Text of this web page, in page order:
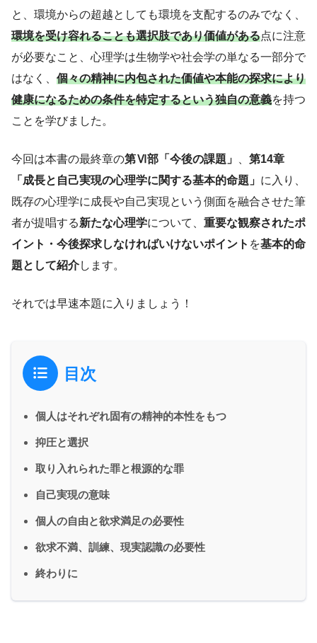
と、環境からの超越としても環境を支配するのみでなく、
環境を受け容れることも選択肢であり価値がある点に注意
が必要なこと、心理学は生物学や社会学の単なる一部分で
はなく、 個々の精神に内包された価値や本能の探求により
健康になるための条件を特定するという独自の意義を持つ
ことを学びました。
今回は本書の最終章の第Ⅵ部「今後の課題」
第14章
「成長と自己実現の心理学に関する基本的命題」 に入り、
既存の心理学に成長や自己実現という側面を融合させた筆
者が提唱する新たな心理学について、 重要な観察されたポ
イント・今後探求しなければいけないポイント を基本的命
題として紹介します。
それでは早速本題に入りましょう！
目次
個人はそれぞれ固有の精神的本性をもつ
抑圧と選択
取り入れられた罪と根源的な罪
自己実現の意味
個人の自由と欲求満足の必要性
欲求不満、訓練、現実認識の必要性
終わりに